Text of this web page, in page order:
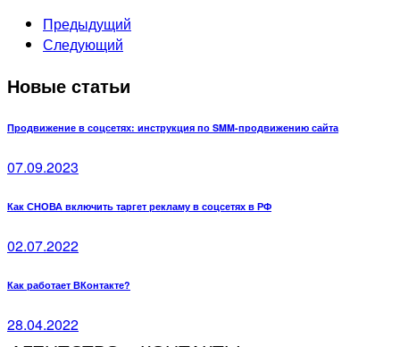
Предыдущий
Следующий
Новые статьи
Продвижение в соцсетях: инструкция по SMM-продвижению сайта
07.09.2023
Как СНОВА включить таргет рекламу в соцсетях в РФ
02.07.2022
Как работает ВКонтакте?
28.04.2022